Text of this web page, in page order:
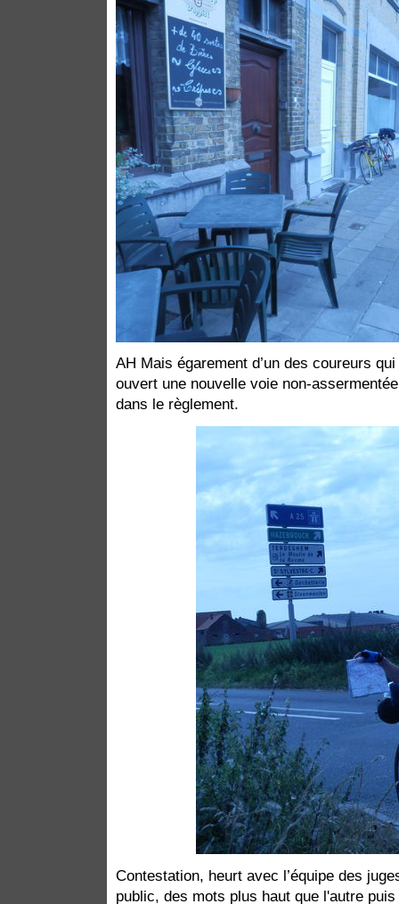
AH Mais égarement d’un des coureurs
ouvert une nouvelle voie non-
dans le règlement.
Contestation, heurt avec l’équipe des
public, des mots plus haut que l'autre